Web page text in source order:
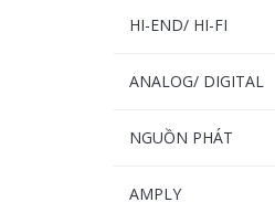
HI-END/ HI-FI
ANALOG/ DIGITAL
NGUỒN PHÁT
AMPLY